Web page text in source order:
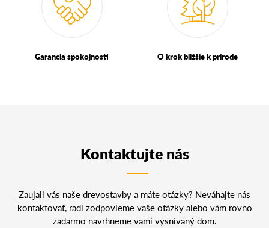
Garancia spokojnosti O krok bližšie k prírode
Kontaktujte nás
Zaujali vás naše drevostavby a máte otázky? Neváhajte nás
kontaktovať, radi zodpovieme vaše otázky alebo vám rovno
zadarmo navrhneme vami vysnívaný dom.